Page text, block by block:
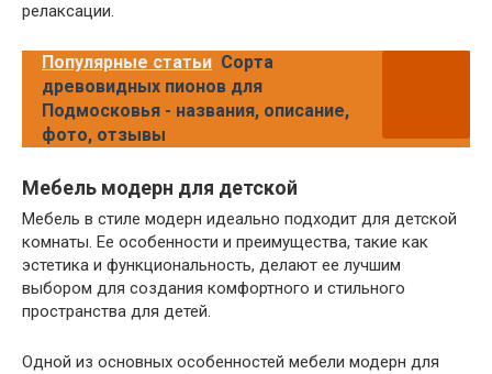
релаксации.
Популярные статьи Сорта
древовидных пионов для
Подмосковья - названия, описание,
фото, отзывы
Мебель модерн для детской
Мебель в стиле модерн идеально подходит для детской
комнаты. Ее особенности и преимущества, такие как
эстетика и функциональность, делают ее лучшим
выбором для создания комфортного и стильного
пространства для детей.
Одной из основных особенностей мебели модерн для